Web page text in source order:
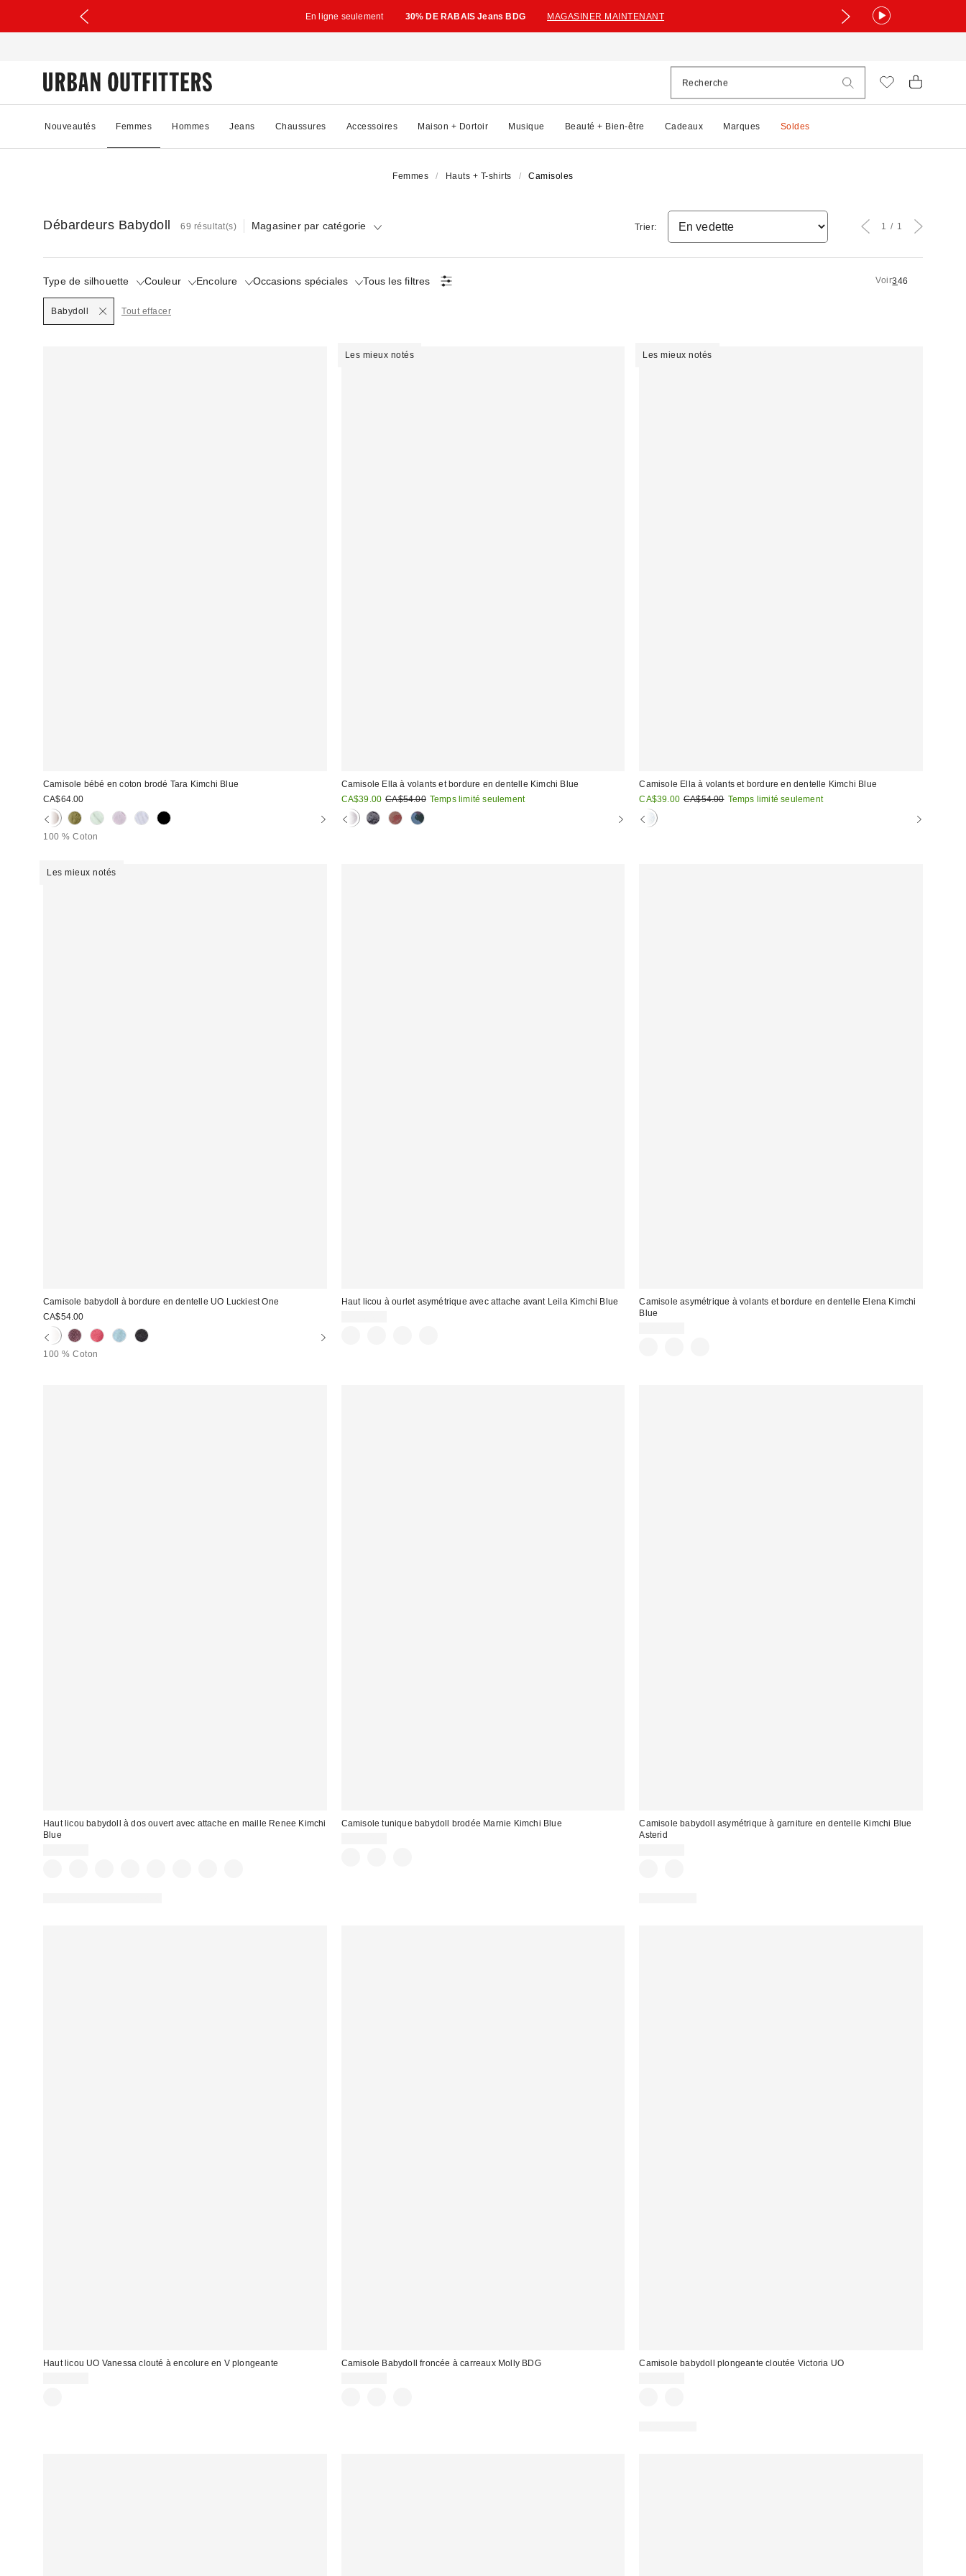
En ligne seulement 30% DE RABAIS Jeans BDG MAGASINER MAINTENANT
Nouveautés Femmes Hommes Jeans Chaussures Accessoires Maison + Dortoir Musique Beauté + Bien-être Cadeaux Marques Soldes
Femmes Hauts + T-shirts Camisoles
Débardeurs Babydoll 69 résultat(s) Magasiner par catégorie
Type de silhouette
Selected Couleur Encolure Occasions spéciales Tous les filtres Voir346
Babydoll Tout effacer
Trier: 1 1
Camisole bébé en coton brodé Tara Kimchi Blue
CA$64.00
100 % Coton
Les mieux notés
Camisole Ella à volants et bordure en dentelle Kimchi Blue
Prix
soldé
CA$39.00 Prix
courant
CA$54.00 Temps limité seulement
Les mieux notés
Camisole Ella à volants et bordure en dentelle Kimchi Blue
Prix
soldé
:
CA$39.00 Prix
CA$54.00 Temps limité seulement
Les mieux notés
Camisole babydoll à bordure en dentelle UO Luckiest One
CA$54.00
100 % Coton
Haut licou à ourlet asymétrique avec attache avant Leila Kimchi Blue
Camisole asymétrique à volants et bordure en dentelle Elena Kimchi
Blue
Haut licou babydoll à dos ouvert avec attache en maille Renee Kimchi
Blue
Camisole tunique babydoll brodée Marnie Kimchi Blue
Camisole babydoll asymétrique à garniture en dentelle Kimchi Blue
Asterid
Haut licou UO Vanessa clouté à encolure en V plongeante
Camisole Babydoll froncée à carreaux Molly BDG
Camisole babydoll plongeante cloutée Victoria UO